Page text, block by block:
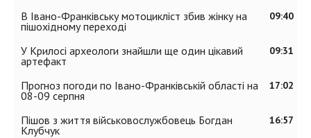
09:40
В Івано-Франківську мотоцикліст збив жінку на
пішохідному переході
09:31
У Крилосі археологи знайшли ще один цікавий
артефакт
17:02
Прогноз погоди по Івано-Франківській області на
08-09 серпня
16:57
Пішов з життя військовослужбовець Богдан
Клубчук